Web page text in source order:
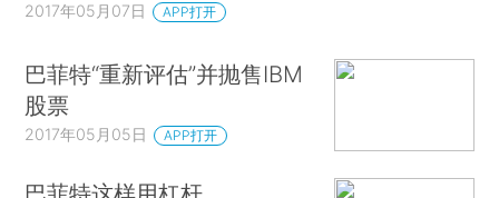
2017年05月07日 APP打开
巴菲特“重新评估”并抛售IBM
股票
2017年05月05日 APP打开